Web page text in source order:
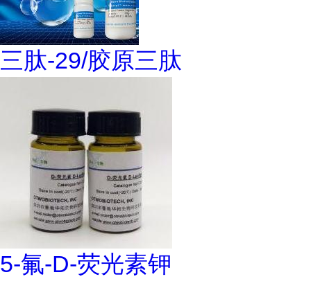
三肽-29/胶原三肽
5-氟-D-荧光素钾